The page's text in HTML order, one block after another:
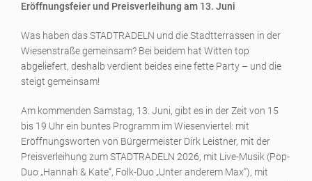
Eröffnungsfeier und Preisverleihung am 13. Juni
Was haben das STADTRADELN und die Stadtterrassen in der
Wiesenstraße gemeinsam? Bei beidem hat Witten top
abgeliefert, deshalb verdient beides eine fette Party – und die
steigt gemeinsam!
Am kommenden Samstag, 13. Juni, gibt es in der Zeit von 15
bis 19 Uhr ein buntes Programm im Wiesenviertel: mit
Eröffnungsworten von Bürgermeister Dirk Leistner, mit der
Preisverleihung zum STADTRADELN 2026, mit Live-Musik (Pop-
Duo „Hannah & Kate“, Folk-Duo „Unter anderem Max“), mit